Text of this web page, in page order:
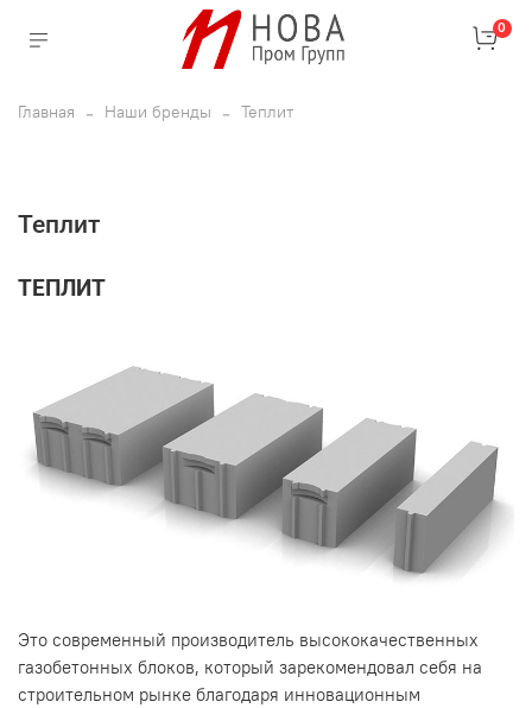
0
Главная Наши бренды Теплит
Теплит
ТЕПЛИТ
Это современный производитель высококачественных
газобетонных блоков, который зарекомендовал себя на
строительном рынке благодаря инновационным